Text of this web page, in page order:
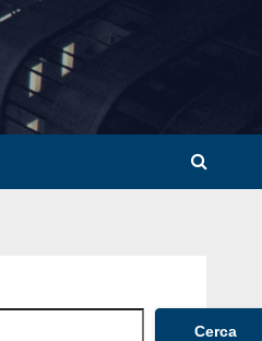
Cerca